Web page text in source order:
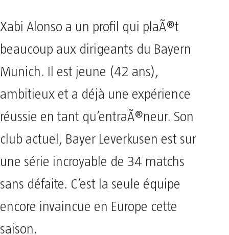
Xabi Alonso a un profil qui plaÃ®t
beaucoup aux dirigeants du Bayern
Munich. Il est jeune (42 ans),
ambitieux et a déjà une expérience
réussie en tant qu’entraÃ®neur. Son
club actuel, Bayer Leverkusen est sur
une série incroyable de 34 matchs
sans défaite. C’est la seule équipe
encore invaincue en Europe cette
saison.